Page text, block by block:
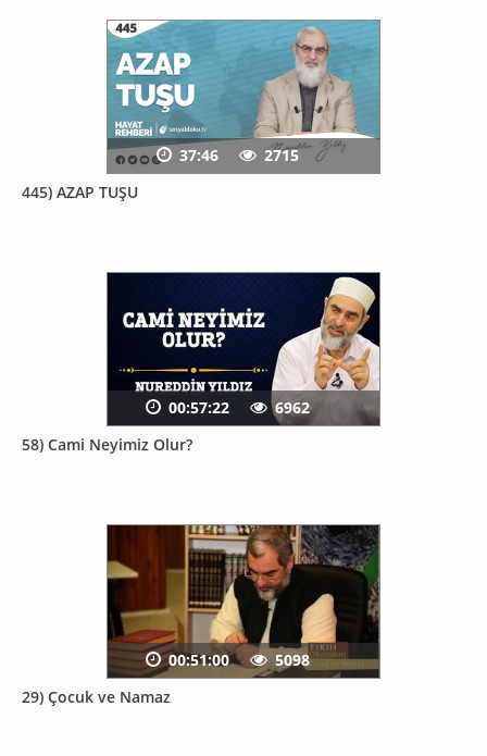
445) AZAP TUŞU
37:46 2715
58) Cami Neyimiz Olur?
00:57:22 6962
29) Çocuk ve Namaz
00:51:00 5098